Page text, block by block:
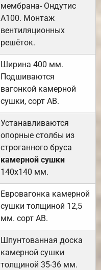
мембрана- Ондутис
А100. Монтаж
вентиляционных
решёток.
Ширина 400 мм.
Подшиваются
вагонкой камерной
сушки, сорт АВ.
Устанавливаются
опорные столбы из
строганного бруса
камерной сушки
140х140 мм.
Евровагонка камерной
сушки толщиной 12,5
мм. сорт АВ.
Шпунтованная доска
камерной сушки
толщиной 35-36 мм.